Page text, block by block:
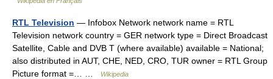
RTL Television — Infobox Network network name = RTL
Television network country = GER network type = Direct Broadcast
Satellite, Cable and DVB T (where available) available = National;
also distributed in AUT, CHE, NED, CRO, TUR owner = RTL Group
Picture format =… …
Wikipedia